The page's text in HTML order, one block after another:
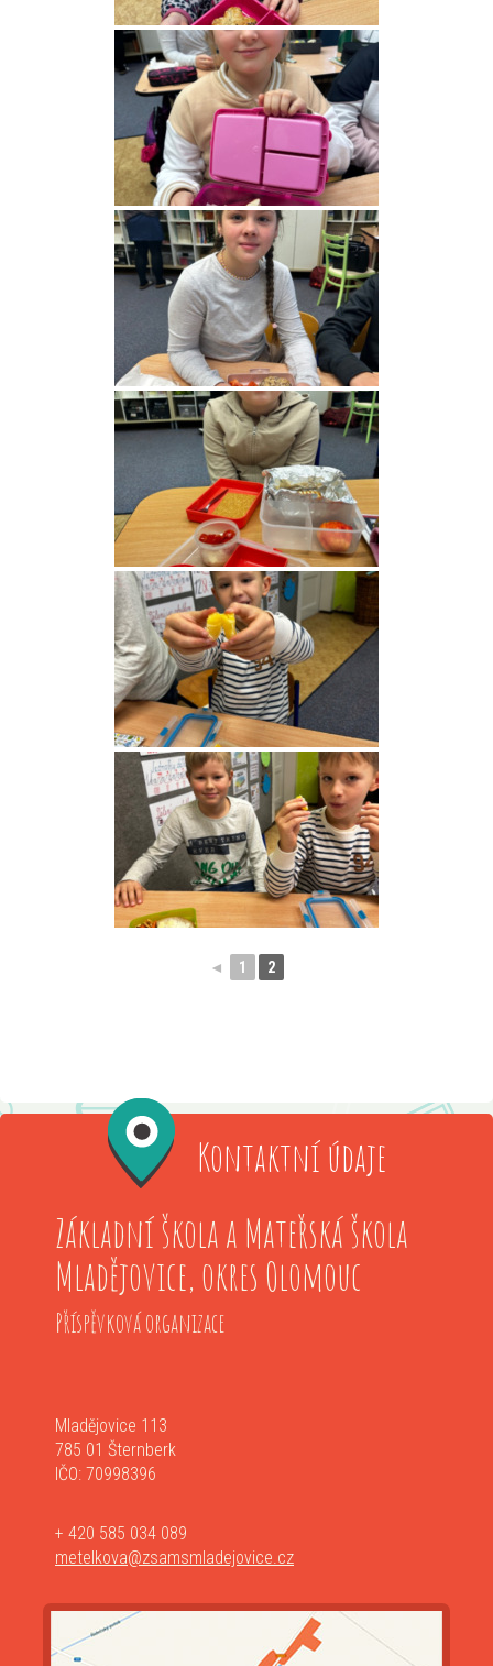
◄ 1 2
Kontaktní údaje
Základní škola a Mateřská škola
Mladějovice, okres Olomouc
Příspěvková organizace
Mladějovice 113
785 01 Šternberk
IČO: 70998396
+ 420 585 034 089
metelkova@zsamsmladejovice.cz